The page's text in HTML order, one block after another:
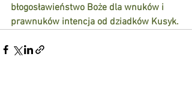
błogosławieństwo Boże dla wnuków i
prawnuków intencja od dziadków Kusyk.